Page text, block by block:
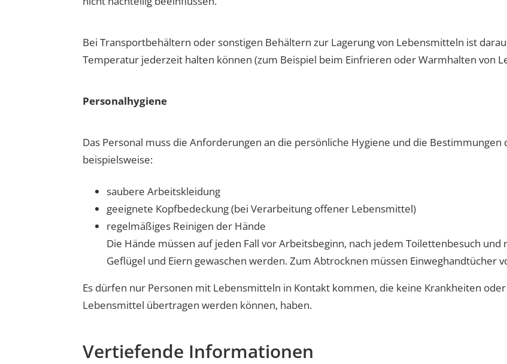
Bei Transportbehältern oder sonstigen Behältern zur Lagerung von Lebensmitteln ist
Temperatur jederzeit halten können (zum Beispiel beim Einfrieren oder Warmhalten von
Personalhygiene
Das Personal muss die Anforderungen an die persönliche Hygiene und die
beispielsweise:
saubere Arbeitskleidung
geeignete Kopfbedeckung (bei Verarbeitung offener Lebensmittel)
regelmäßiges Reinigen der Hände
Die Hände müssen auf jeden Fall vor Arbeitsbeginn, nach jedem Toilettenbesuch
Geflügel und Eiern gewaschen werden. Zum Abtrocknen müssen Einweghandtücher
Es dürfen nur Personen mit Lebensmitteln in Kontakt kommen, die keine Krankheiten
Lebensmittel übertragen werden können, haben.
Vertiefende Informationen